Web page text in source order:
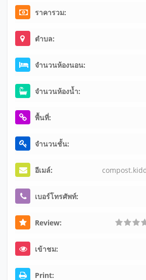
ราคารวม:
ตำบล:
จำนวนห้องนอน:
จำนวนห้องน้ำ:
พื้นที่:
จำนวนชั้น:
อีเมล์: compost.k
เบอร์โทรศัพท์:
Review:
เข้าชม:
Print: